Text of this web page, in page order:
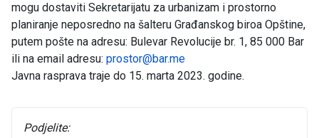
mogu dostaviti Sekretarijatu za urbanizam i prostorno
planiranje neposredno na šalteru Građanskog biroa Opštine,
putem pošte na adresu: Bulevar Revolucije br. 1, 85 000 Bar
ili na email adresu: prostor@bar.me
Javna rasprava traje do 15. marta 2023. godine.
Podjelite: